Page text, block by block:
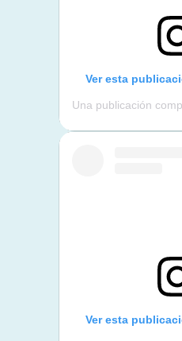
Ver esta
Una publicación
Ver esta